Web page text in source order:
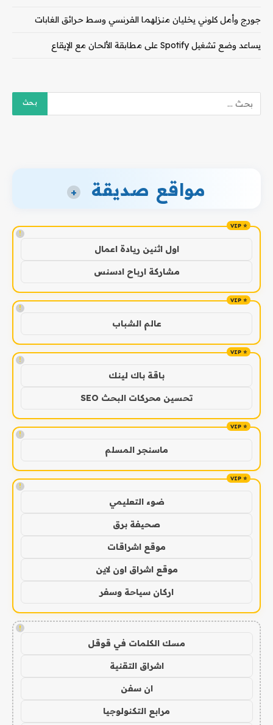
جورج وأمل كلوني يخليان منزلهما الفرنسي وسط حرائق الغابات
يساعد وضع تشغيل Spotify على مطابقة الألحان مع الإيقاع
مواقع صديقة +
!
اول اثنين ريادة اعمال
مشاركة ارباح ادسنس
!
عالم الشباب
!
باقة باك لينك
تحسين محركات البحث SEO
!
ماسنجر المسلم
!
ضوء التعليمي
صحيفة برق
موقع اشراقات
موقع اشراق اون لاين
اركان سياحة وسفر
!
مسك الكلمات في قوقل
اشراق التقنية
ان سفن
مرابع التكنولوجيا